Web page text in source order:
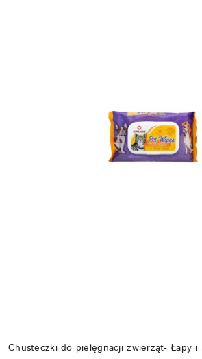
Chusteczki do pielęgnacji zwierząt- Łapy i